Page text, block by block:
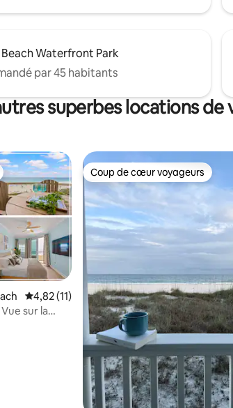
Waterfront Park
par 45 habitants
superbes locations de
: 4,97 sur 5
Évaluation moyenne sur la base de 11
4,82 (11)
sur la
Coup de cœur voyageurs
Coup de cœur voyageurs